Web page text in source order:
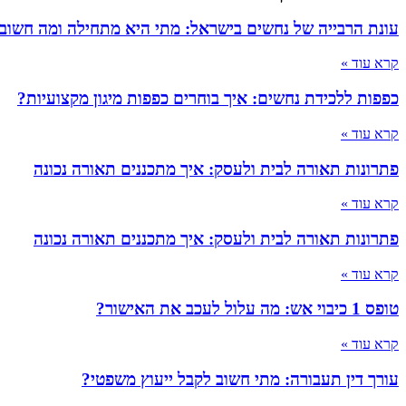
עונת הרבייה של נחשים בישראל: מתי היא מתחילה ומה
קרא עוד »
כפפות ללכידת נחשים: איך בוחרים כפפות מיגון מקצועיות?
קרא עוד »
פתרונות תאורה לבית ולעסק: איך מתכננים תאורה נכונה
קרא עוד »
פתרונות תאורה לבית ולעסק: איך מתכננים תאורה נכונה
קרא עוד »
טופס 1 כיבוי אש: מה עלול לעכב את האישור?
קרא עוד »
עורך דין תעבורה: מתי חשוב לקבל ייעוץ משפטי?